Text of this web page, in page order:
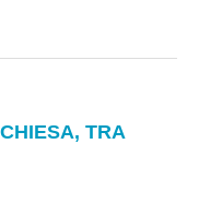
TRA